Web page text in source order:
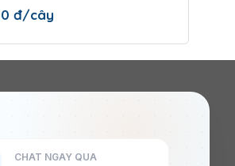
đ/cây
CHAT NGAY QUA